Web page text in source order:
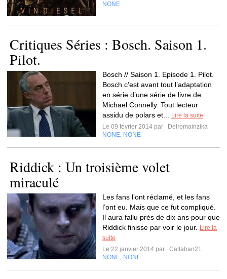
NONE
Critiques Séries : Bosch. Saison 1.
Pilot.
Bosch // Saison 1. Episode 1. Pilot.
Bosch c’est avant tout l’adaptation
en série d’une série de livre de
Michael Connelly. Tout lecteur
assidu de polars et...
Lire la suite
Le 09 février 2014 par
Delromainzika
NONE NONE
Riddick : Un troisième volet
miraculé
Les fans l’ont réclamé, et les fans
l’ont eu. Mais que ce fut compliqué.
Il aura fallu près de dix ans pour que
Riddick finisse par voir le jour.
Lire la
suite
Le 22 janvier 2014 par
Callahan21
NONE NONE